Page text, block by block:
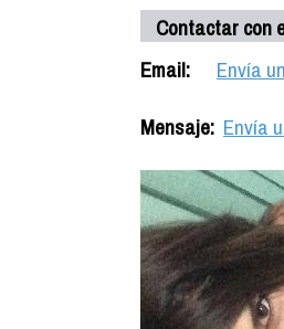
Contactar con
Email:
Envía
Mensaje: Envía